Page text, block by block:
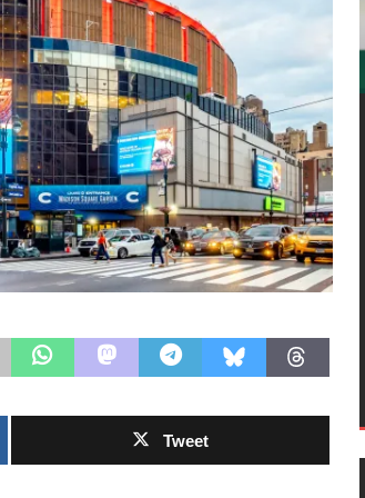
Tweet
Fútbol asiático se suma al
rechazo contra el plan de
inversión privada
propuesto por la FIFA para
el Mundial
0SHARESShareTweet Por El Latino
torno al futuro financiero de la Copa
Mundial de la FIFA sumó un nuevo